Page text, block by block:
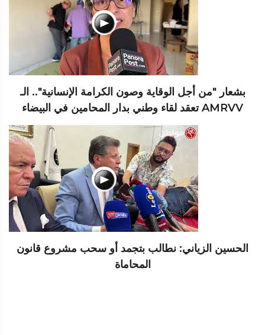
بشعار "من أجل الوقاية وصون الكرامة الإنسانية".. الـ
AMRVV تعقد لقاء وطني بدار المحامين في البيضاء
الحسين الزياني: نطالب بتجمد أو سحب مشروع قانون
المحاماة